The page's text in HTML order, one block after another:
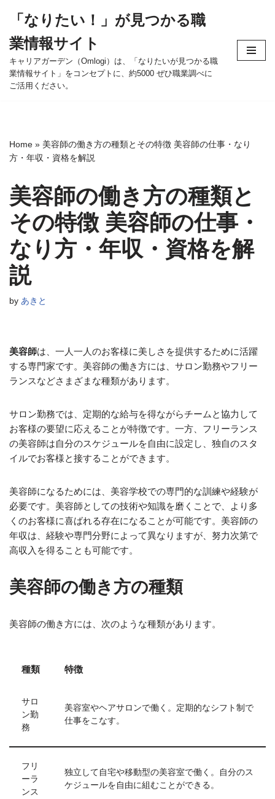
ン
テ
ン
ツ
ッ
プ
「なりたい！」が見つかる職
業情報サイト
キャリアガーデン（Omlogi）は、「なりたいが見つかる職
業情報サイト」をコンセプトに、約5000 ぜひ職業調べに
ご活用ください。
Home » 美容師の働き方の種類とその特徴 美容師の仕事・なり
方・年収・資格を解説
美容師の働き方の種類と
その特徴 美容師の仕事・
なり方・年収・資格を解
説
by あきと
美容師は、一人一人のお客様に美しさを提供するために活躍
する専門家です。美容師の働き方には、サロン勤務やフリー
ランスなどさまざまな種類があります。
サロン勤務では、定期的な給与を得ながらチームと協力して
お客様の要望に応えることが特徴です。一方、フリーランス
の美容師は自分のスケジュールを自由に設定し、独自のスタ
イルでお客様と接することができます。
美容師になるためには、美容学校での専門的な訓練や経験が
必要です。美容師としての技術や知識を磨くことで、より多
くのお客様に喜ばれる存在になることが可能です。美容師の
年収は、経験や専門分野によって異なりますが、努力次第で
高収入を得ることも可能です。
美容師の働き方の種類
美容師の働き方には、次のような種類があります。
種類 特徴
サロ
ン勤
務
美容室やヘアサロンで働く。定期的なシフト制で
仕事をこなす。
フリ
ーラ
ンス
独立して自宅や移動型の美容室で働く。自分のス
ケジュールを自由に組むことができる。